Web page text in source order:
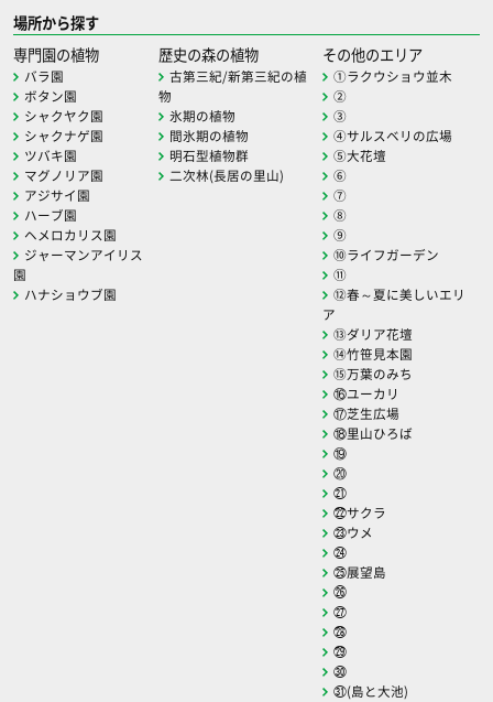
場所から探す
専門園の植物
バラ園
ボタン園
シャクヤク園
シャクナゲ園
ツバキ園
マグノリア園
アジサイ園
ハーブ園
ヘメロカリス園
ジャーマンアイリス
園
ハナショウブ園
歴史の森の植物
古第三紀/新第三紀の植
物
氷期の植物
間氷期の植物
明石型植物群
二次林(長居の里山)
その他のエリア
①ラクウショウ並木
②
③
④サルスベリの広場
⑤大花壇
⑥
⑦
⑧
⑨
⑩ライフガーデン
⑪
⑫春～夏に美しいエリ
ア
⑬ダリア花壇
⑭竹笹見本園
⑮万葉のみち
⑯ユーカリ
⑰芝生広場
⑱里山ひろば
⑲
⑳
㉑
㉒サクラ
㉓ウメ
㉔
㉕展望島
㉖
㉗
㉘
㉙
㉚
㉛(島と大池)